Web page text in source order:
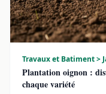
Travaux et Batiment >
Plantation oignon :
chaque variété